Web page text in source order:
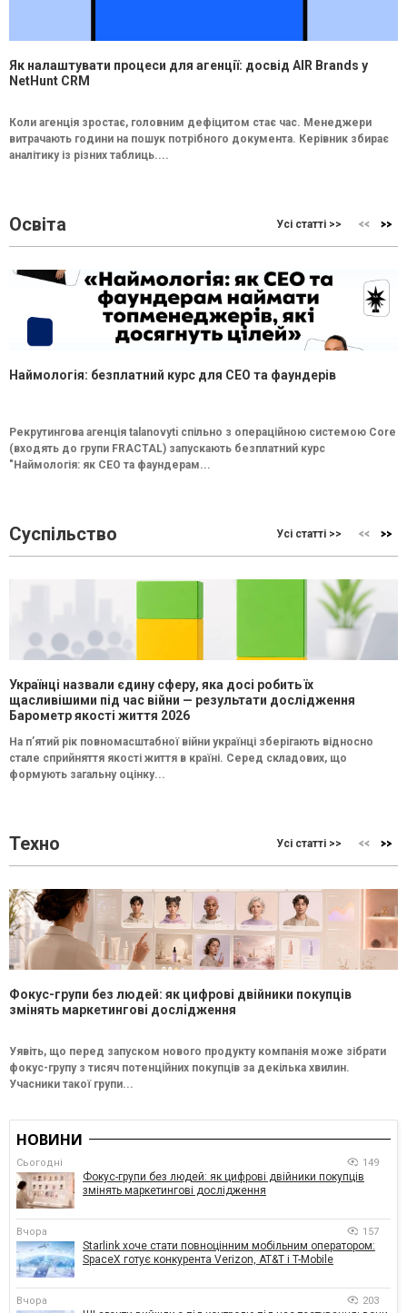
Як налаштувати процеси для агенції: досвід AIR Brands у
NetHunt CRM
Коли агенція зростає, головним дефіцитом стає час. Менеджери
витрачають години на пошук потрібного документа. Керівник збирає
аналітику із різних таблиць....
Освіта Усі статті >>
Наймологія: безплатний курс для CEO та фаундерів
Рекрутингова агенція talanovyti спільно з операційною системою Core
(входять до групи FRACTAL) запускають безплатний курс
"Наймологія: як СEO та фаундерам...
Суспільство Усі статті >>
Українці назвали єдину сферу, яка досі робить їх
щасливішими під час війни — результати дослідження
Барометр якості життя 2026
На п’ятий рік повномасштабної війни українці зберігають відносно
стале сприйняття якості життя в країні. Серед складових, що
формують загальну оцінку...
Техно Усі статті >>
Фокус-групи без людей: як цифрові двійники покупців
змінять маркетингові дослідження
Уявіть, що перед запуском нового продукту компанія може зібрати
фокус-групу з тисяч потенційних покупців за декілька хвилин.
Учасники такої групи...
НОВИНИ
Сьогодні 149
Фокус-групи без людей: як цифрові двійники покупців
змінять маркетингові дослідження
Вчора 157
Starlink хоче стати повноцінним мобільним оператором:
SpaceX готує конкурента Verizon, AT&T і T-Mobile
Вчора 203